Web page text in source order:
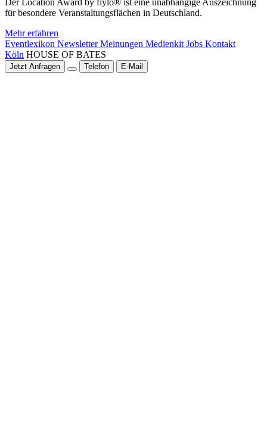
Der Location Award by fiylo® ist eine unabhängige Auszeichnung
für besondere Veranstaltungsflächen in Deutschland.
Mehr erfahren
Eventlexikon NewsletterMeinungen Medienkit Jobs Kontakt
Köln HOUSE OF BATES
Jetzt Anfragen Telefon E-Mail